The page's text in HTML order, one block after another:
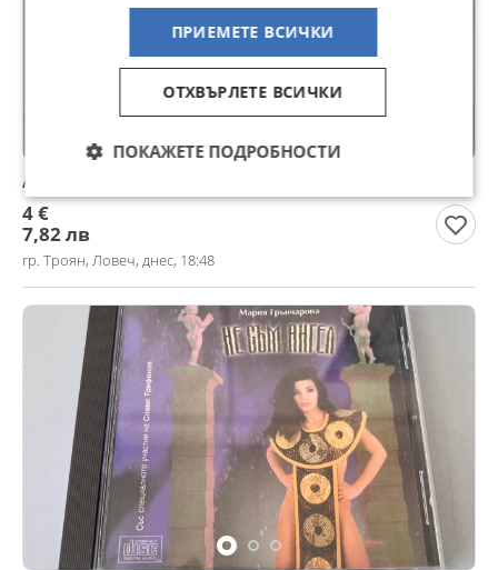
Ace Of Base ‎– Happy Nation 1993 CD, Album, Stereo
4 €
7,82 лв
гр. Троян, Ловеч, днес, 18:48
ПРИЕМЕТЕ ВСИЧКИ
ОТХВЪРЛЕТЕ ВСИЧКИ
ПОКАЖЕТЕ ПОДРОБНОСТИ